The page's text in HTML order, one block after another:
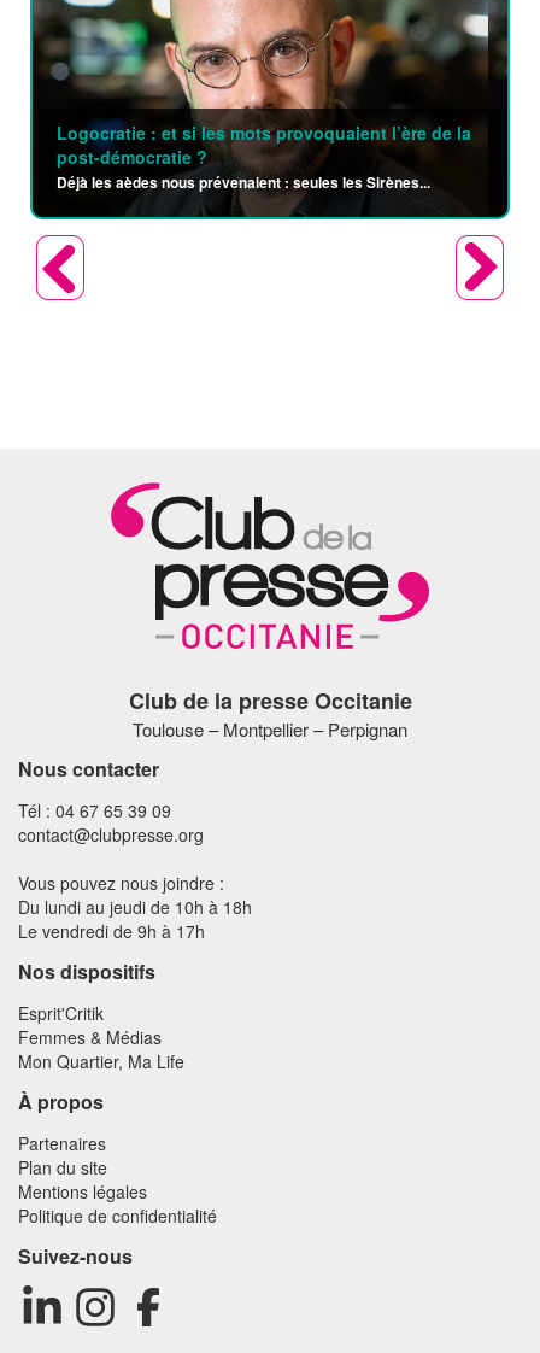
Logocratie : et si les mots provoquaient l’ère de la
post-démocratie ?
Déjà les aèdes nous prévenaient : seules les Sirènes...
Club de la presse Occitanie
Toulouse – Montpellier – Perpignan
Nous contacter
Tél : 04 67 65 39 09
contact@clubpresse.org
Vous pouvez nous joindre :
Du lundi au jeudi de 10h à 18h
Le vendredi de 9h à 17h
Nos dispositifs
Esprit'Critik
Femmes & Médias
Mon Quartier, Ma Life
À propos
Partenaires
Plan du site
Mentions légales
Politique de confidentialité
Suivez-nous